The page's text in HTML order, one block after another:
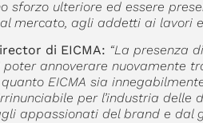
sforzo ulteriore ed essere
mercato, agli addetti ai lavori
di EICMA: “La presenza
annoverare nuovamente
EICMA sia
per l’industria delle
appassionati del brand e dal